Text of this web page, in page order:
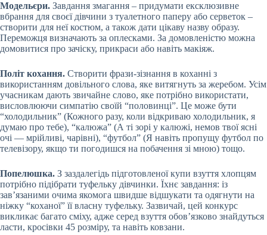
Модельєри. Завдання змагання – придумати ексклюзивне
вбрання для своєї дівчини з туалетного паперу або серветок –
створити для неї костюм, а також дати цікаву назву образу.
Переможця визначають за оплесками. За домовленістю можна
домовитися про зачіску, прикраси або навіть макіяж.
Політ кохання. Створити фрази-зізнання в коханні з
використанням довільного слова, яке витягнуть за жеребом. Усім
учасникам дають звичайне слово, яке потрібно використати,
висловлюючи симпатію своїй “половинці”. Це може бути
“холодильник” (Кожного разу, коли відкриваю холодильник, я
думаю про тебе), “калюжа” (А ті зорі у калюжі, немов твої ясні
очі — мрійливі, чарівні), “футбол” (Я навіть пропущу футбол по
телевізору, якщо ти погодишся на побачення зі мною) тощо.
Попелюшка. З заздалегідь підготовленої купи взуття хлопцям
потрібно підібрати туфельку дівчинки. Їхнє завдання: із
зав’язаними очима якомога швидше відшукати та одягнути на
ніжку “коханої” її власну туфельку. Зазвичай, цей конкурс
викликає багато сміху, адже серед взуття обов’язково знайдуться
ласти, кросівки 45 розміру, та навіть ковзани.